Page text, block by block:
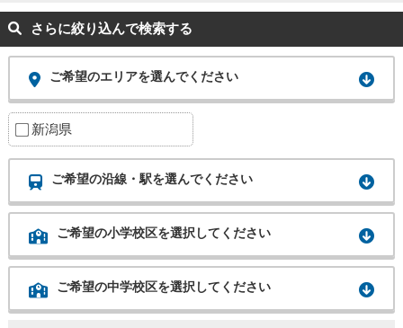
さらに絞り込んで検索する
ご希望のエリアを選んでください
新潟県
ご希望の沿線・駅を選んでください
ご希望の小学校区を選択してください
ご希望の中学校区を選択してください